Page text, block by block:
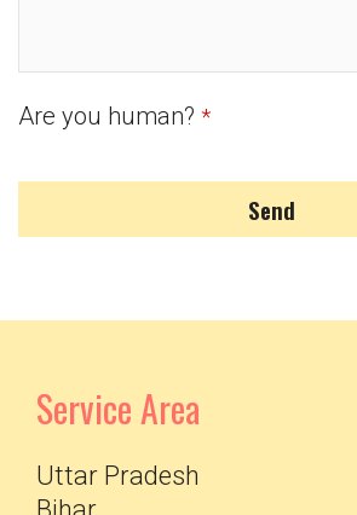
Are you human? *
Send
Service Area
Uttar Pradesh